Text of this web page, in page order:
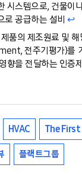
시스템으로, 건물이
로 공급하는 설비↩︎
품의 제조원료 및
전주기평가)를
향을 전달하는 인증
HVAC The
플랙트그룹